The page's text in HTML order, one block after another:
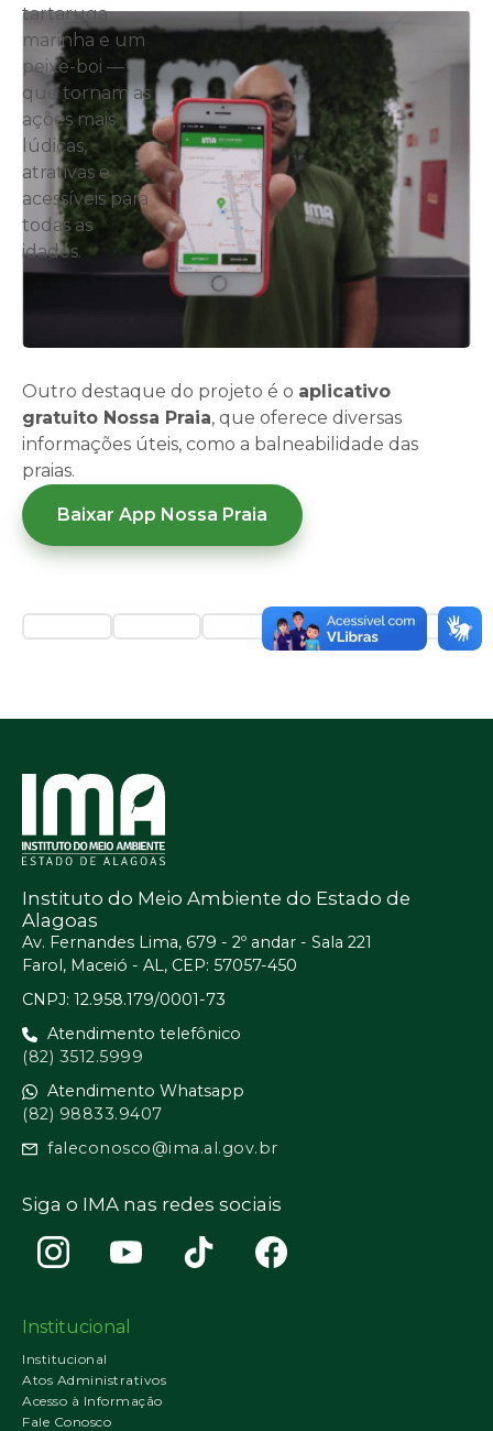
tartaruga
marinha e um
peixe-boi —
que tornam as
ações mais
lúdicas,
atrativas e
acessíveis para
todas as
idades.
Outro destaque do projeto é o aplicativo
gratuito Nossa Praia, que oferece diversas
informações úteis, como a balneabilidade das
praias.
Baixar App Nossa Praia
Instituto do Meio Ambiente do Estado de
Alagoas
Av. Fernandes Lima, 679 - 2º andar - Sala 221
Farol, Maceió - AL, CEP: 57057-450
CNPJ: 12.958.179/0001-73
Atendimento telefônico
(82) 3512.5999
Atendimento Whatsapp
(82) 98833.9407
faleconosco@ima.al.gov.br
Siga o IMA nas redes sociais
Institucional
Institucional
Atos Administrativos
Acesso à Informação
Fale Conosco